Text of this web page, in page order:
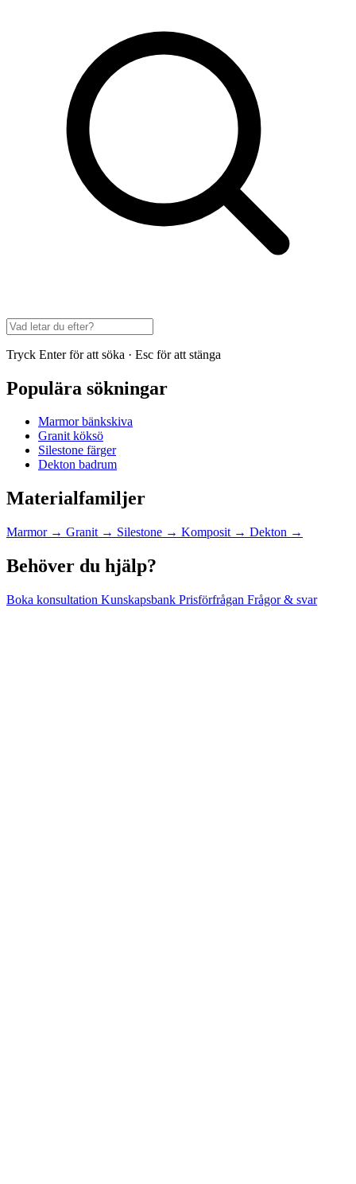
Tryck Enter för att söka · Esc för att stänga
Populära sökningar
Marmor bänkskiva
Granit köksö
Silestone färger
Dekton badrum
Materialfamiljer
Marmor → Granit → Silestone → Komposit → Dekton →
Behöver du hjälp?
Boka konsultation Kunskapsbank Prisförfrågan Frågor & svar